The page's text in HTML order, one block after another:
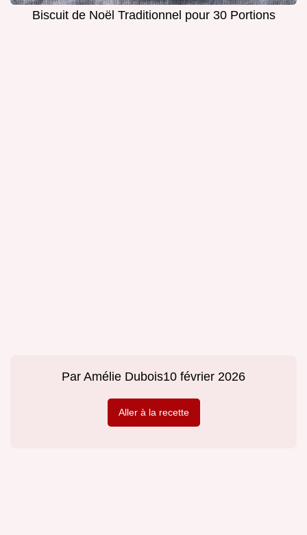
Biscuit de Noël Traditionnel pour 30 Portions
Par Amélie Dubois10 février 2026
Aller à la recette